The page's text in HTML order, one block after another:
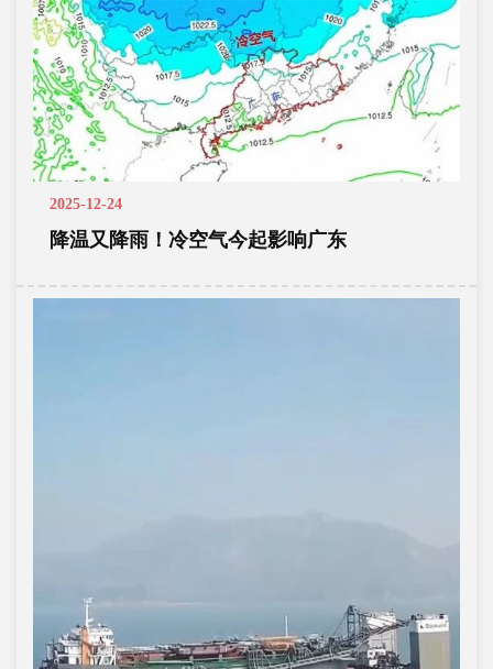
2025-12-24
降温又降雨！冷空气今起影响广东